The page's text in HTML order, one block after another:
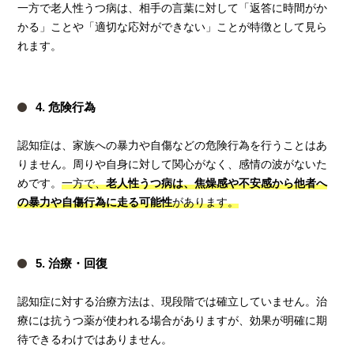
一方で老人性うつ病は、相手の言葉に対して「返答に時間がか
かる」ことや「適切な応対ができない」ことが特徴として見ら
れます。
4. 危険行為
認知症は、家族への暴力や自傷などの危険行為を行うことはあ
りません。周りや自身に対して関心がなく、感情の波がないた
めです。一方で、老人性うつ病は、焦燥感や不安感から他者へ
の暴力や自傷行為に走る可能性があります。
5. 治療・回復
認知症に対する治療方法は、現段階では確立していません。治
療には抗うつ薬が使われる場合がありますが、効果が明確に期
待できるわけではありません。